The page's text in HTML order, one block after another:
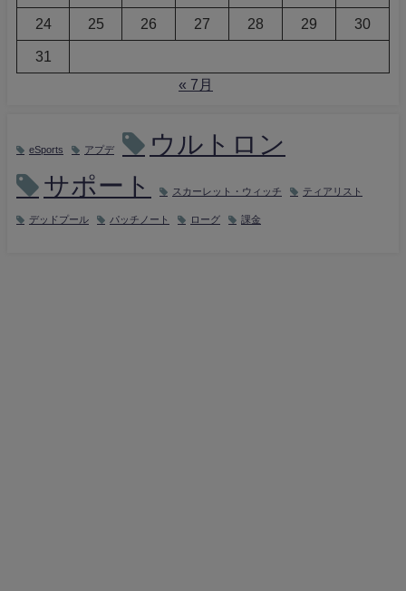
24 25 26 27 28 29 30
31
« 7月
eSports アプデ
ウルトロン
サポート
スカーレット・ウィッチ ティアリスト
デッドプール パッチノート ローグ 課金